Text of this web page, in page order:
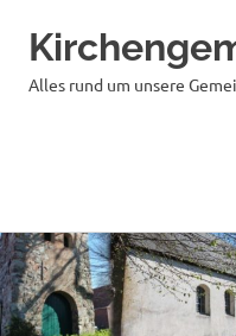
Zum
Inhalt
springen
Alles rund um unsere